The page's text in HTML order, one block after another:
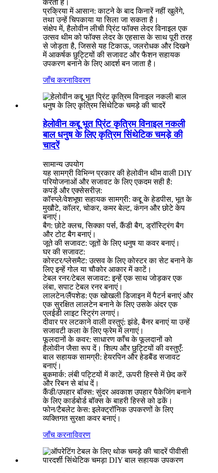
करता है।
प्रक्रिया में आसान: काटने के बाद किनारें नहीं खुलेंगे,
तथा उन्हें चिपकाया या सिला जा सकता है।
संक्षेप में, हैलोवीन लीची प्रिंट फॉक्स लेदर विनाइल एक
उत्सव थीम को फॉक्स लेदर के एहसास के साथ पूरी तरह
से जोड़ता है, जिससे यह टिकाऊ, जलरोधक और दिखने
में आकर्षक छुट्टियों की सजावट और फैशन सहायक
उपकरण बनाने के लिए आदर्श बन जाता है।
जाँच करनाविवरण
हेलोवीन कद्दू भूत प्रिंट कृत्रिम विनाइल नकली
बाल धनुष के लिए कृत्रिम सिंथेटिक चमड़े की
चादरें
सामान्य उपयोग
यह सामग्री विभिन्न प्रकार की हेलोवीन थीम वाली DIY
परियोजनाओं और सजावट के लिए एकदम सही है:
कपड़ें और एक्सेसरीज़:
कॉस्प्ले/वेशभूषा सहायक सामग्री: कद्दू के हेडपीस, भूत के
मुखौटे, कॉलर, चोकर, कमर बेल्ट, कंगन और छोटे केप
बनाएं।
बैग: छोटे क्लच, सिक्का पर्स, कैंडी बैग, ड्रॉस्ट्रिंग बैग
और टोट बैग बनाएं।
जूते की सजावट: जूतों के लिए धनुष या कवर बनाएं।
घर की सजावट:
कोस्टर/प्लेसमैट: उत्सव के लिए कोस्टर का सेट बनाने के
लिए इन्हें गोल या चौकोर आकार में काटें।
टेबल रनर/टेबल सजावट: इन्हें एक साथ जोड़कर एक
लंबा, सपाट टेबल रनर बनाएं।
लालटेन/लैंपशेड: एक खोखली डिजाइन में पैटर्न बनाएं और
एक सुरक्षित लालटेन बनाने के लिए उसके अंदर एक
एलईडी लाइट स्ट्रिंग लगाएं।
दीवार पर लटकाने वाली वस्तुएं: झंडे, बैनर बनाएं या उन्हें
सजावटी कला के लिए फ्रेम में लगाएं।
फूलदानों के कवर: साधारण काँच के फूलदानों को
हैलोवीन जैसा रूप दें। शिल्प और छुट्टियों की वस्तुएँ:
बाल सहायक सामग्री: हेयरपिन और हेडबैंड सजावट
बनाएं।
बुकमार्क: लंबी पट्टियों में काटें, ऊपरी हिस्से में छेद करें
और रिबन से बांध दें।
कैंडी/उपहार बॉक्स: सुंदर अवकाश उपहार पैकेजिंग बनाने
के लिए कार्डबोर्ड बॉक्स के बाहरी हिस्से को ढकें।
फोन/टैबलेट केस: इलेक्ट्रॉनिक उपकरणों के लिए
व्यक्तिगत सुरक्षा कवर बनाएं।
जाँच करनाविवरण